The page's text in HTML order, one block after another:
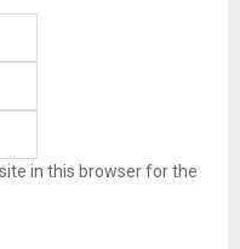
in this browser for the